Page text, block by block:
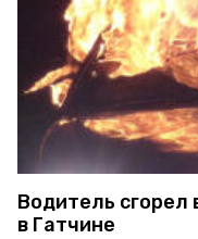
Водитель
в Гатчине